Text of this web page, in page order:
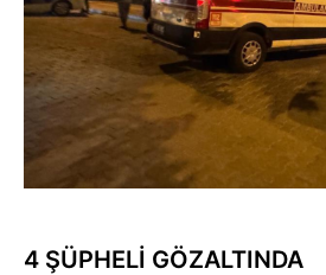
4 ŞÜPHELİ GÖZALTINDA